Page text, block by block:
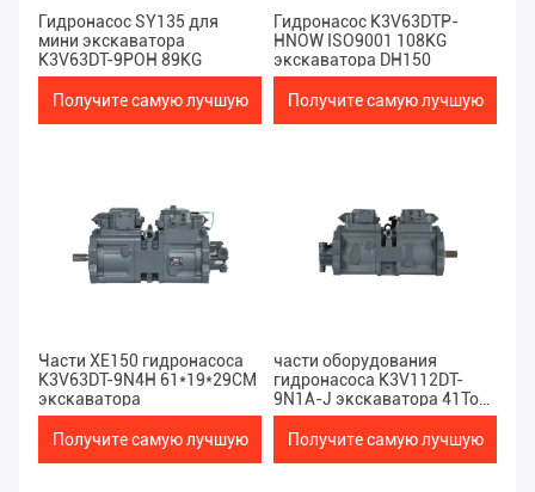
Гидронасос SY135 для
мини экскаватора
K3V63DT-9POH 89KG
Получите самую лучшую
Гидронасос K3V63DTP-
HNOW ISO9001 108KG
экскаватора DH150
Получите самую лучшую
Части XE150 гидронасоса
K3V63DT-9N4H 61*19*29CM
экскаватора
Получите самую лучшую
части оборудования
гидронасоса K3V112DT-
9N1A-J экскаватора 41Ton
сверхмощные
Получите самую лучшую